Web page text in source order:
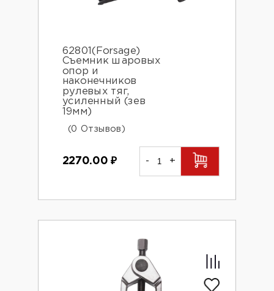
62801(Forsage)
Съемник шаровых
опор и
наконечников
рулевых тяг,
усиленный (зев
19мм)
(0 Отзывов)
2270.00₽ - +